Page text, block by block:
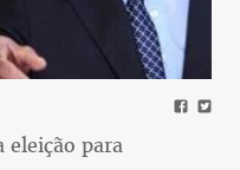
eleição para